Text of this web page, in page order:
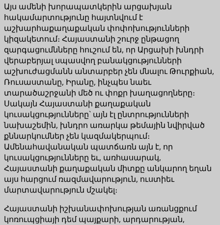
Այս ամենի խորապատկերին արցախյան
հակամարտությունը հայտնվում է
աշխարհաքաղաքական փոփոխությունների
կիզակետում։ Հայաստանի շուրջ ընթացող
զարգացումնները հուշում են, որ Արցախի խնդրի
վերաբերյալ սպասվող բանակցությունների
աշխուժացմանն անտարբեր չեն մնալու Թուրքիան,
Ռուսաստանը, Իրանը, ինչպես նաեւ
տարածաշրջանի մեծ ու փոքր խաղացողները։
Սակայն Հայաստանի քաղաքական
կուսակցությունները` այն էլ ընտրությունների
նախաշեմին, խնդրո առարկա թեմային նվիրված
քննարկումներ չեն կազմակերպում։
Ամենահավանական պատճառն այն է, որ
կուսակցությունները եւ, առհասարակ,
Հայաստանի քաղաքական միտքը անկարող եղան
այս հարցում ռազմավարություն, ուստիեւ
մարտավարություն մշակել։
Հայաստանի իշխանափոխության առանցքում
կոռուպցիայի դեմ պայքարի, արդարության,